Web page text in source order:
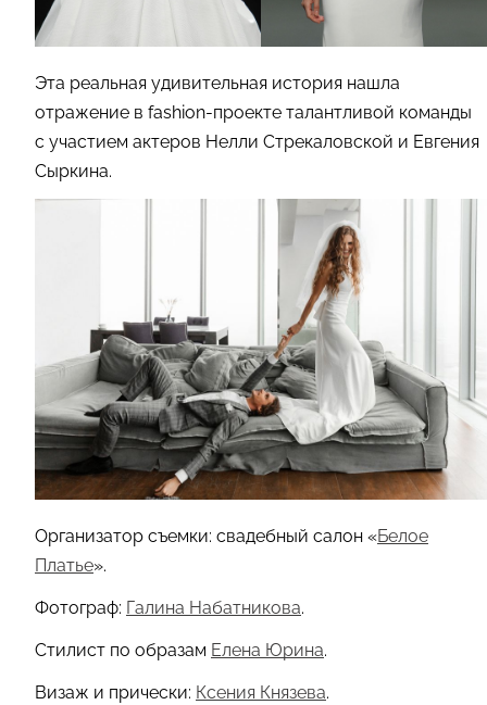
Эта реальная удивительная история нашла
отражение в fashion-проекте талантливой команды
с участием актеров Нелли Стрекаловской и Евгения
Сыркина.
Организатор съемки: cвадебный салон «Белое
Платье».
Фотограф: Галина Набатникова.
Стилист по образам Елена Юрина.
Визаж и прически: Ксения Князева.